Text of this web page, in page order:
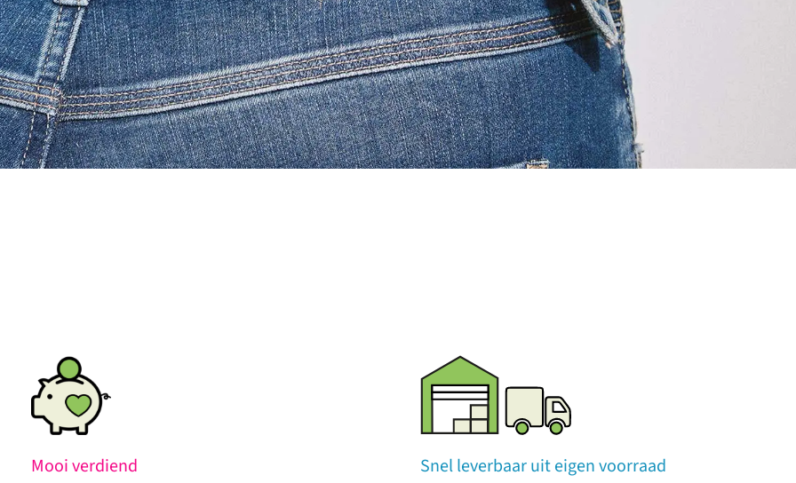
Mooi verdiend
Snel leverbaar uit eigen voorraad